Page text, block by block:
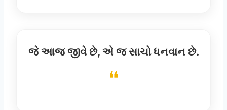
જે આજ જીવે છે, એ જ સાચો ધનવાન છે.